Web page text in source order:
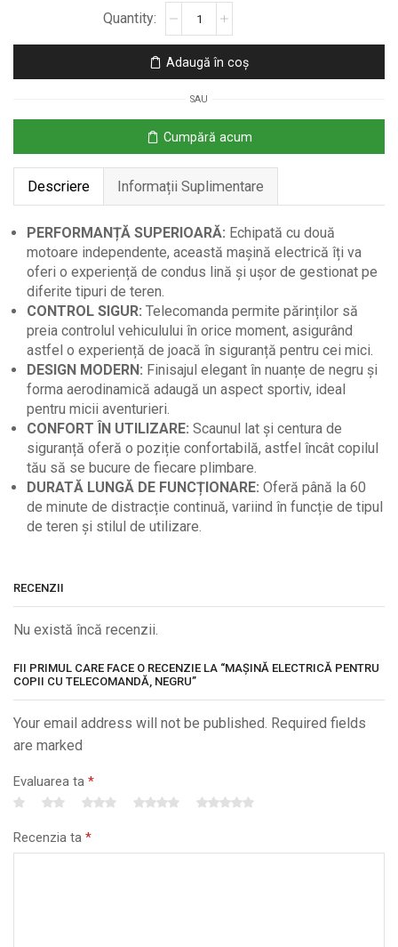
Electrică
pentru
Telecomandă,
Negru
Adaugă în coș
SAU
Cumpără acum
Descriere Informații Suplimentare
PERFORMANȚĂ SUPERIOARĂ: Echipată cu două
motoare independente, această mașină electrică îți va
oferi o experiență de condus lină și ușor de gestionat pe
diferite tipuri de teren.
CONTROL SIGUR: Telecomanda permite părinților să
preia controlul vehiculului în orice moment, asigurând
astfel o experiență de joacă în siguranță pentru cei mici.
DESIGN MODERN: Finisajul elegant în nuanțe de negru și
forma aerodinamică adaugă un aspect sportiv, ideal
pentru micii aventurieri.
CONFORT ÎN UTILIZARE: Scaunul lat și centura de
siguranță oferă o poziție confortabilă, astfel încât copilul
tău să se bucure de fiecare plimbare.
DURATĂ LUNGĂ DE FUNCȚIONARE: Oferă până la 60
de minute de distracție continuă, variind în funcție de tipul
de teren și stilul de utilizare.
RECENZII
Nu există încă recenzii.
FII PRIMUL CARE FACE O RECENZIE LA “MAȘINĂ ELECTRICĂ PENTRU
COPII CU TELECOMANDĂ, NEGRU”
Your email address will not be published. Required fields
are marked
Evaluarea ta *
Recenzia ta *